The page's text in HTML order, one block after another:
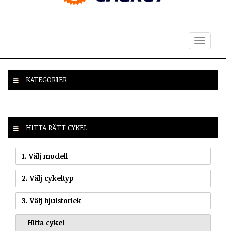
Toggle
navigation
KATEGORIER
HITTA RÄTT CYKEL
1. Välj modell
2. Välj cykeltyp
3. Välj hjulstorlek